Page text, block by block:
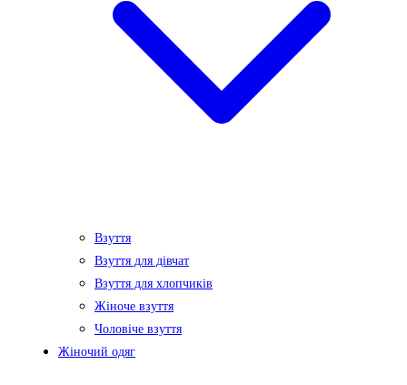
Взуття
Взуття для дівчат
Взуття для хлопчиків
Жіноче взуття
Чоловіче взуття
Жіночий одяг